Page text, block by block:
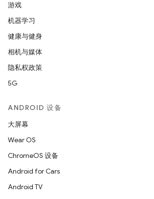
游戏
机器学习
健康与健身
相机与媒体
隐私权政策
5G
ANDROID 设备
大屏幕
Wear OS
ChromeOS 设备
Android for Cars
Android TV